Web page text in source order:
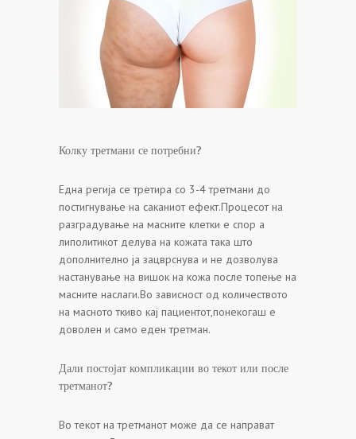
Колку третмани се потребни?
Една регија се третира со 3-4 третмани до
постигнување на саканиот ефект.Процесот на
разградување на масните клетки е спор а
липолитикот делува на кожата така што
дополнително ја зацврснува и не дозволува
настанување на вишок на кожа после топење на
масните наслаги.Во зависност од количеството
на масното ткиво кај пациентот,понекогаш е
доволен и само еден третман.
Дали постојат компликации во текот или после
третманот?
Во текот на третманот може да се направат